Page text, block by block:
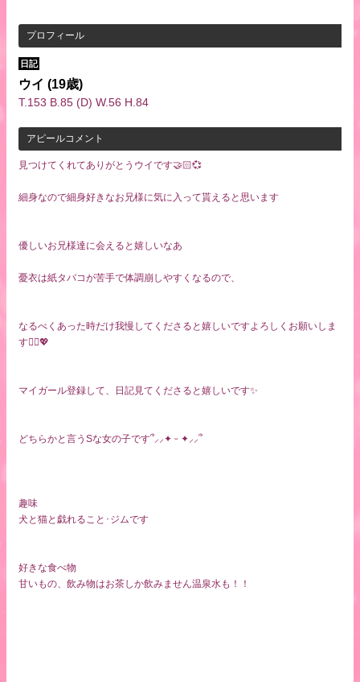
プロフィール
日記
ウイ(19歳)
T.153 B.85 (D) W.56 H.84
アピールコメント
見つけてくれてありがとうウイです🤝🏻💞
細身なので細身好きなお兄様に気に入って貰えると思います
優しいお兄様達に会えると嬉しいなあ
憂衣は紙タバコが苦手で体調崩しやすくなるので、
なるべくあった時だけ我慢してくださると嬉しいですよろしくお願いしま
す🙇‍♀️💖
マイガール登録して、日記見てくださると嬉しいです✨
どちらかと言うSな女の子です՞⸝⸝✦ ᵕ ✦⸝⸝՞
趣味
犬と猫と戯れること･ジムです
好きな食べ物
甘いもの、飲み物はお茶しか飲みません温泉水も！！